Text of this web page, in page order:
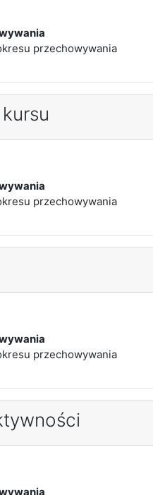
przechowywania
przechowywania
przechowywania